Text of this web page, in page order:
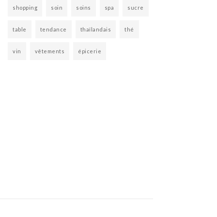
shopping soin soins spa sucre
table tendance thaïlandais thé
vin vêtements épicerie